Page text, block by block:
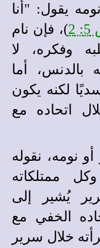
يقول: "أنا
)، فإن نام
وفكره، لا
بالدنس، أما
لكنه يكون
اتحاده مع
نومه، نقوله
ممتلكاته
يُشير إلى
الخفي مع
خلال سرير